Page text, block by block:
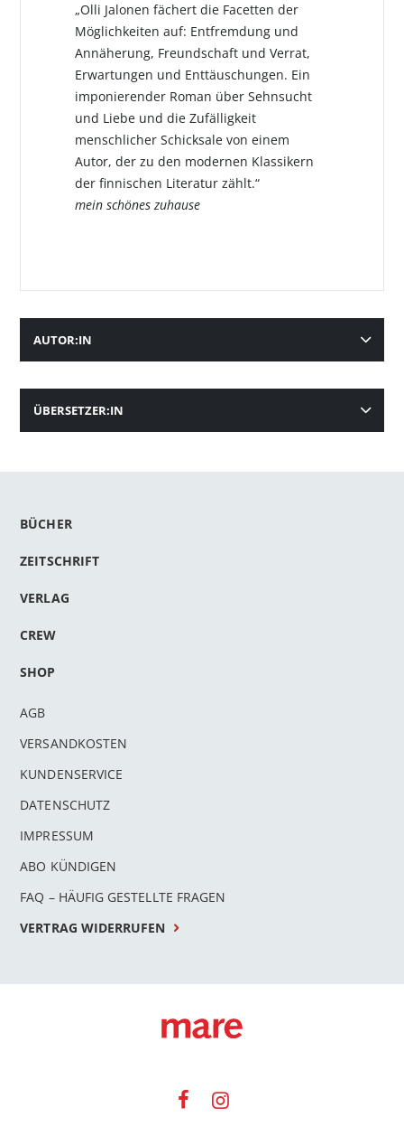
„Olli Jalonen fächert die Facetten der
Möglichkeiten auf: Entfremdung und
Annäherung, Freundschaft und Verrat,
Erwartungen und Enttäuschungen. Ein
imponierender Roman über Sehnsucht
und Liebe und die Zufälligkeit
menschlicher Schicksale von einem
Autor, der zu den modernen Klassikern
der finnischen Literatur zählt.“
mein schönes zuhause
AUTOR:IN
ÜBERSETZER:IN
BÜCHER
ZEITSCHRIFT
VERLAG
CREW
SHOP
AGB
VERSANDKOSTEN
KUNDENSERVICE
DATENSCHUTZ
IMPRESSUM
ABO KÜNDIGEN
FAQ – HÄUFIG GESTELLTE FRAGEN
VERTRAG WIDERRUFEN